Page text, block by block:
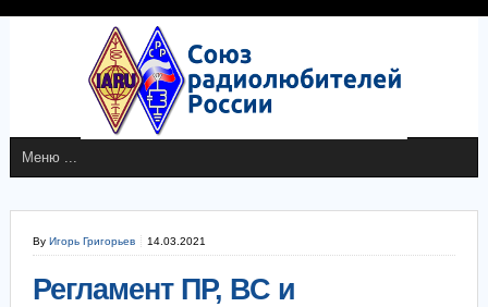
By Игорь Григорьев 14.03.2021
Регламент ПР, ВС и